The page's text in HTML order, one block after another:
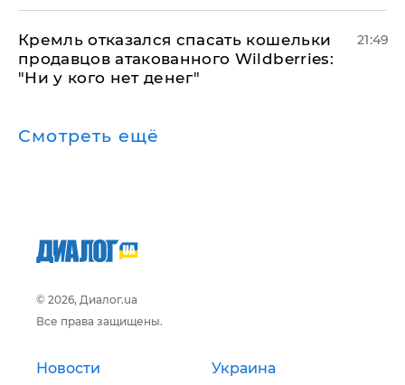
Кремль отказался спасать кошельки
продавцов атакованного Wildberries:
"Ни у кого нет денег"
21:49
Смотреть ещё
© 2026, Диалог.ua
Все права защищены.
Новости Украина